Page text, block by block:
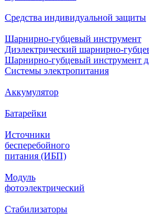
Средства индивидуальной защиты
Шарнирно-губцевый инструмент
Диэлектрический шарнирно-
Шарнирно-губцевый инструмент
Системы электропитания
Аккумулятор
Батарейки
Источники
бесперебойного
питания (ИБП)
Модуль
фотоэлектрический
Стабилизаторы